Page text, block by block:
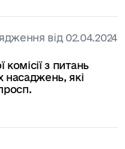
від 02.04.2024
з питань
насаджень, які